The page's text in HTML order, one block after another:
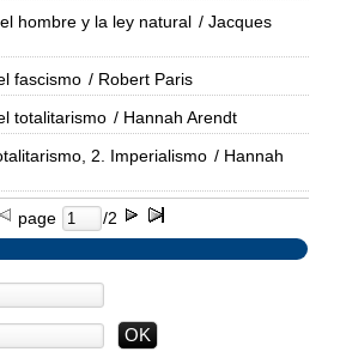
hombre y la ley natural / Jacques
fascismo / Robert Paris
totalitarismo / Hannah Arendt
2. Imperialismo / Hannah
page /2